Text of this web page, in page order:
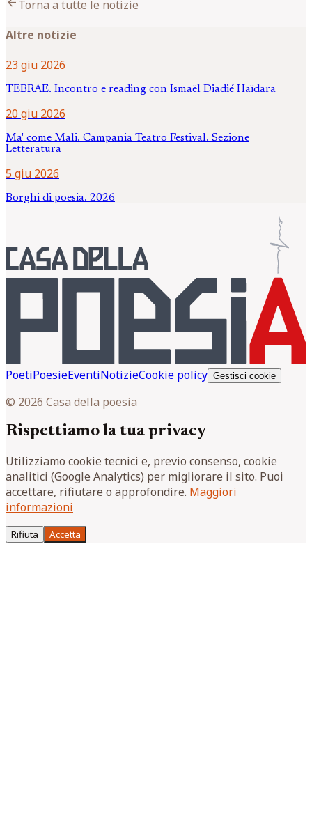
Torna a tutte le notizie
Altre notizie
23 giu 2026
TEBRAE. Incontro e reading con Ismaël Diadié Haïdara
20 giu 2026
Ma' come Mali. Campania Teatro Festival. Sezione
Letteratura
5 giu 2026
Borghi di poesia. 2026
PoetiPoesieEventiNotizieCookie policy Gestisci cookie
© 2026 Casa della poesia
Rispettiamo la tua privacy
Utilizziamo cookie tecnici e, previo consenso, cookie
analitici (Google Analytics) per migliorare il sito. Puoi
accettare, rifiutare o approfondire. Maggiori
informazioni
Rifiuta Accetta